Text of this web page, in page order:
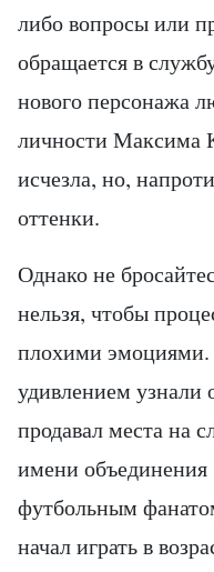
либо вопросы или
обращается в
нового персонажа
личности Максима
исчезла, но,
оттенки.
Однако не
нельзя, чтобы
плохими эмоциями.
удивлением
продавал места на
имени
футбольным
начал играть в